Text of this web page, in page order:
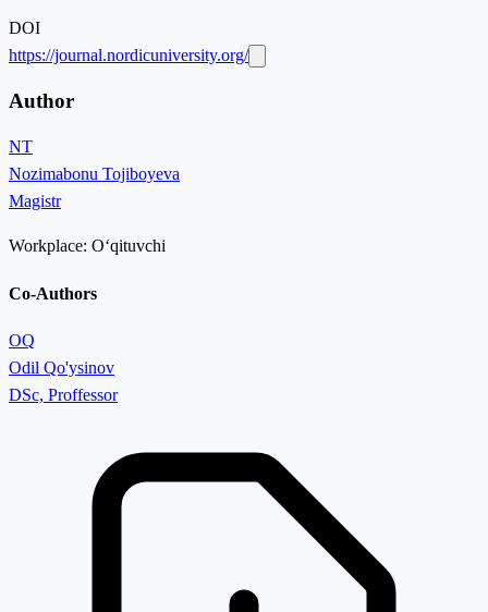
DOI
https://journal.nordicuniversity.org/
Author
NT
Nozimabonu Tojiboyeva
Magistr
Workplace: Oʻqituvchi
Co-Authors
OQ
Odil Qo'ysinov
DSc, Proffessor